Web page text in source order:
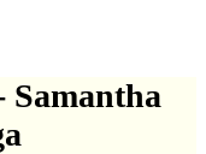
Samantha